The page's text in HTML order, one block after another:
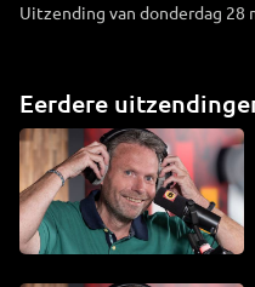
Uitzending van donderdag 28
Eerdere